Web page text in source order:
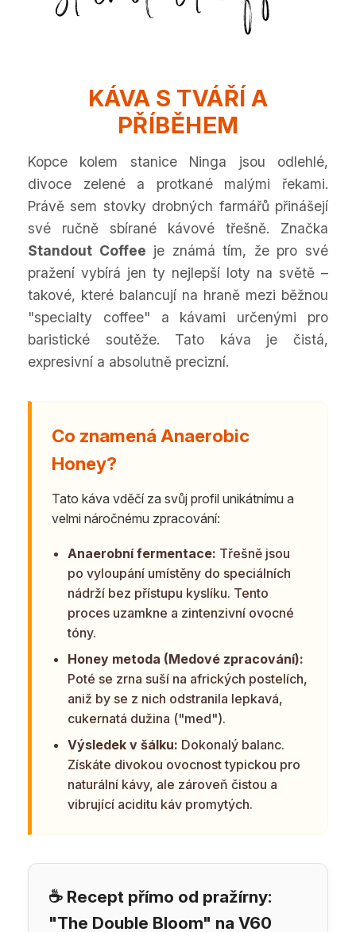
KÁVA S TVÁŘÍ A
PŘÍBĚHEM
Kopce kolem stanice Ninga jsou odlehlé,
divoce zelené a protkané malými řekami.
Právě sem stovky drobných farmářů přinášejí
své ručně sbírané kávové třešně. Značka
Standout Coffee je známá tím, že pro své
pražení vybírá jen ty nejlepší loty na světě –
takové, které balancují na hraně mezi běžnou
"specialty coffee" a kávami určenými pro
baristické soutěže. Tato káva je čistá,
expresivní a absolutně precizní.
Co znamená Anaerobic
Honey?
Tato káva vděčí za svůj profil unikátnímu a
velmi náročnému zpracování:
Anaerobní fermentace: Třešně jsou
po vyloupání umístěny do speciálních
nádrží bez přístupu kyslíku. Tento
proces uzamkne a zintenzivní ovocné
tóny.
Honey metoda (Medové zpracování):
Poté se zrna suší na afrických postelích,
aniž by se z nich odstranila lepkavá,
cukernatá dužina ("med").
Výsledek v šálku: Dokonalý balanc.
Získáte divokou ovocnost typickou pro
naturální kávy, ale zároveň čistou a
vibrující aciditu káv promytých.
☕ Recept přímo od pražírny:
"The Double Bloom" na V60